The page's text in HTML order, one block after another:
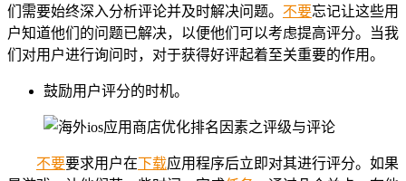
们需要始终深入分析评论并及时解决问题。 不要忘记让这些用
户知道他们的问题已解决，以便他们可以考虑提高评分。当我
们对用户进行询问时，对于获得好评起着至关重要的作用。
鼓励用户评分的时机。
不要要求用户在下载应用程序后立即对其进行评分。如果